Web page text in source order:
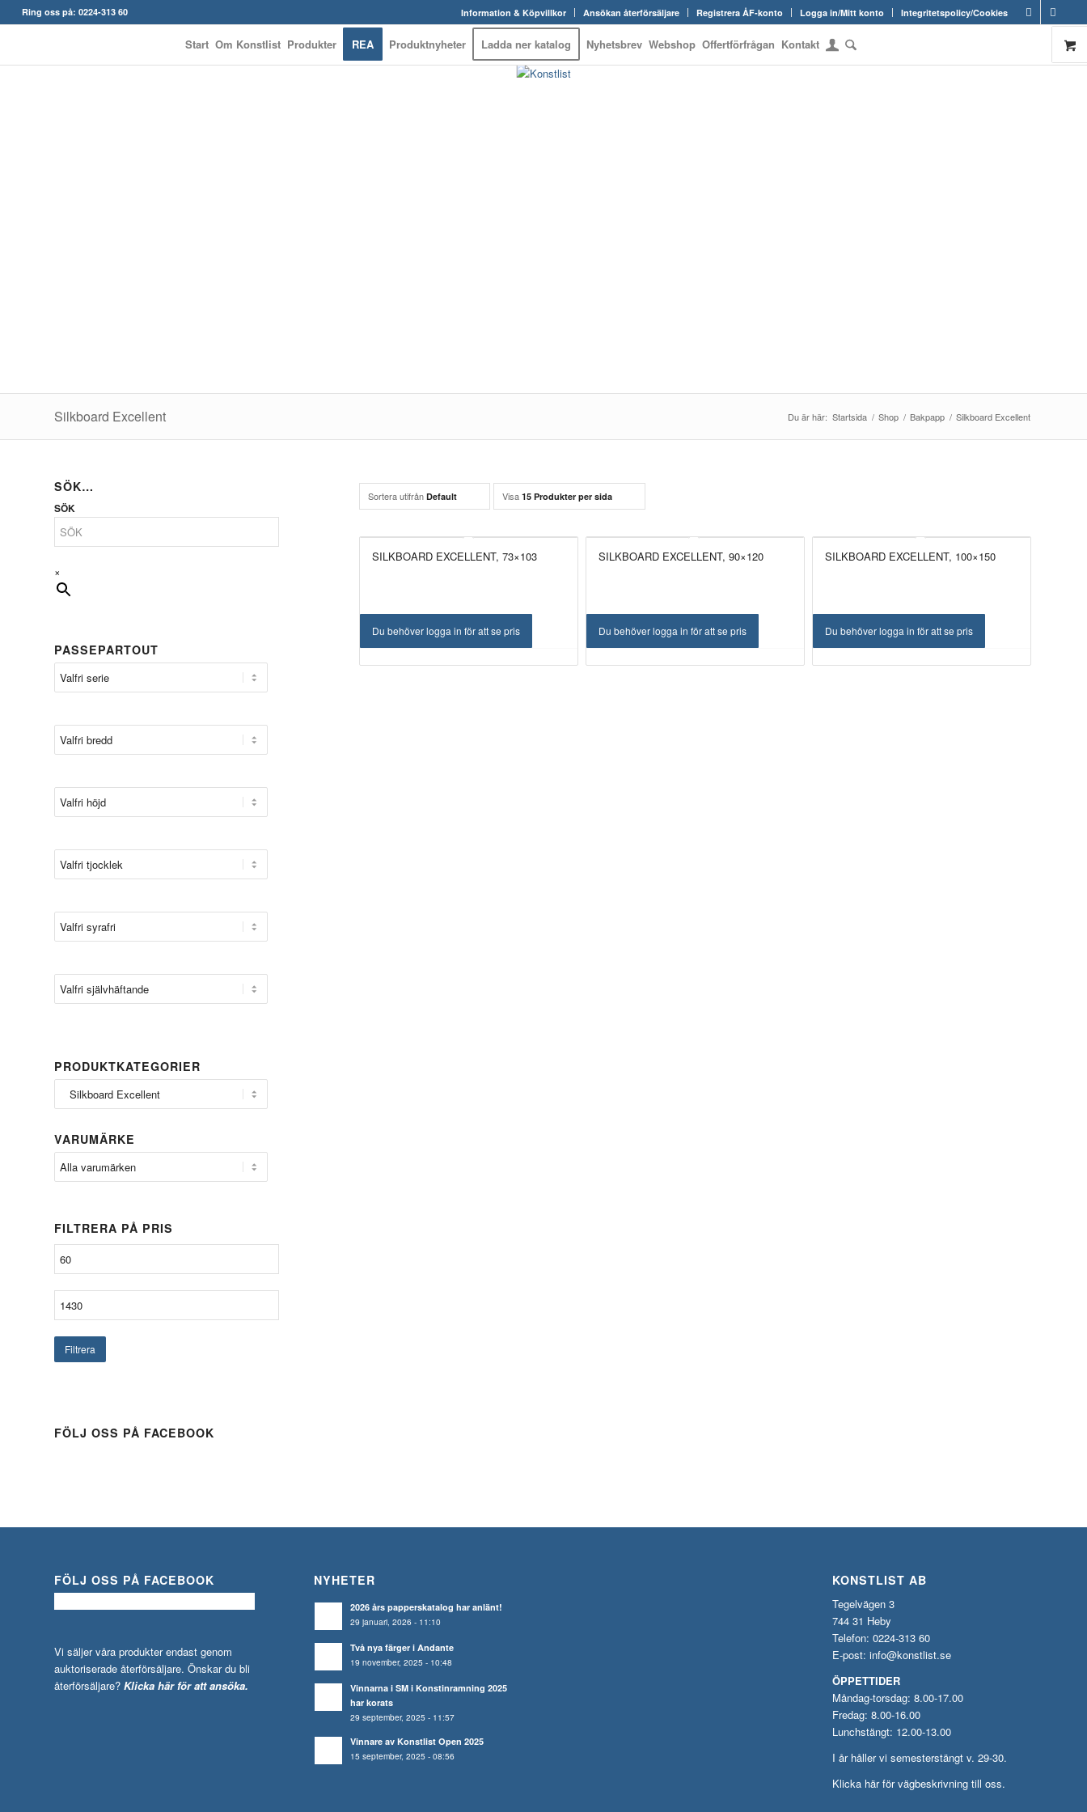
Information & Köpvillkor Ansökan återförsäljare Registrera ÅF-konto Logga in/Mitt konto Integritetspolicy/Cookies
Ring oss på: 0224-313 60
Start Om Konstlist Produkter REA Produktnyheter Ladda ner katalog Nyhetsbrev Webshop Offertförfrågan Kontakt
Silkboard Excellent Du är här: Startsida / Shop / Bakpapp / Silkboard Excellent
Sortera utifrån Default Visa 15 Produkter per sida
SILKBOARD EXCELLENT, 73×103
Du behöver logga in för att se pris
SILKBOARD EXCELLENT, 90×120
Du behöver logga in för att se pris
SILKBOARD EXCELLENT, 100×150
Du behöver logga in för att se pris
SÖK…
SÖK
×
PASSEPARTOUT
PRODUKTKATEGORIER
VARUMÄRKE
FILTRERA PÅ PRIS
Filtrera
FÖLJ OSS PÅ FACEBOOK
FÖLJ OSS PÅ FACEBOOK
Vi säljer våra produkter endast genom
auktoriserade återförsäljare. Önskar du bli
återförsäljare? Klicka här för att ansöka.
NYHETER
2026 års papperskatalog har anlänt!
29 januari, 2026 - 11:10
Två nya färger i Andante
19 november, 2025 - 10:48
Vinnarna i SM i Konstinramning 2025
har korats
29 september, 2025 - 11:57
Vinnare av Konstlist Open 2025
15 september, 2025 - 08:56
KONSTLIST AB
Tegelvägen 3
744 31 Heby
Telefon: 0224-313 60
E-post: info@konstlist.se
ÖPPETTIDER
Måndag-torsdag: 8.00-17.00
Fredag: 8.00-16.00
Lunchstängt: 12.00-13.00
I år håller vi semesterstängt v. 29-30.
Klicka här för vägbeskrivning till oss.